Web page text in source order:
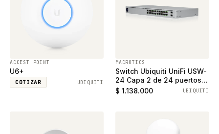
ACCEST POINT
U6+
COTIZAR UBIQUITI
MACROTICS
Switch Ubiquiti UniFi USW-
24 Capa 2 de 24 puertos
ethernet gigabit y 2
$ 1.138.000 UBIQUITI